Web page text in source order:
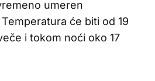
umeren
će biti od 19
i tokom noći oko 17